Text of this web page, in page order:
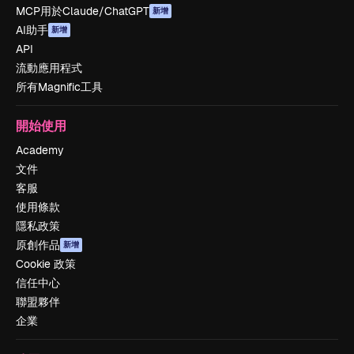
MCP用於Claude/ChatGPT 新增
AI助手 新增
API
流動應用程式
所有Magnific工具
開始使用
Academy
文件
客服
使用條款
隱私政策
原創作品 新增
Cookie 政策
信任中心
聯盟夥伴
企業